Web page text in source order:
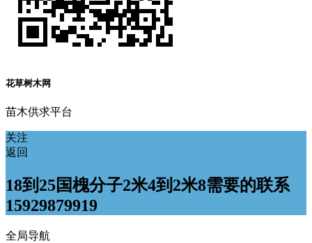
花草树木网
苗木供求平台
关注
返回
18到25国槐分子2米4到2米8需要的联系
15929879919
全局导航